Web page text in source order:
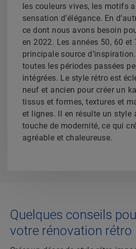
les couleurs vives, les motifs
sensation d’élégance. En
ce dont nous avons besoin
en 2022. Les années 50, 60
principale source
toutes les périodes passées
intégrées. Le style rétro est
neuf et ancien pour créer un
tissus et formes, textures et
et lignes. Il en résulte un style
touche de modernité, ce qui
agréable et chaleureuse.
Quelques conseils
votre rénovation rétro